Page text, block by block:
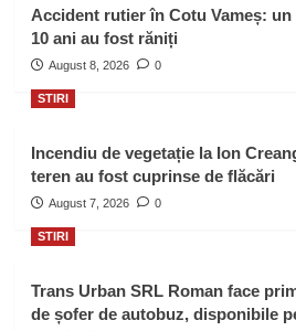
Accident rutier în Cotu Vameș:
10 ani au fost răniți
August 8, 2026 0
STIRI
Incendiu de vegetație la Ion
teren au fost cuprinse de flăcări
August 7, 2026 0
STIRI
Trans Urban SRL Roman face
de șofer de autobuz, disponibile